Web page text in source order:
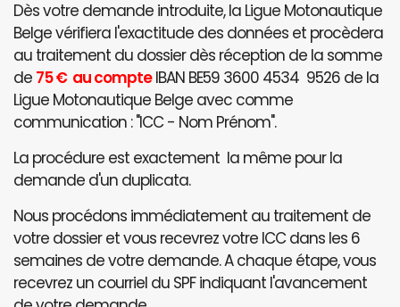
Dès votre demande introduite, la Ligue Motonautique
Belge vérifiera l'exactitude des données et procèdera
au traitement du dossier dès réception de la somme
de 75 € au compteIBAN BE59 3600 4534 9526 de la
Ligue Motonautique Belge avec comme
communication : "ICC - Nom Prénom".
La procédure est exactement la même pour la
demande d'un duplicata.
Nous procédons immédiatement au traitement de
votre dossier et vous recevrez votre ICC dans les 6
semaines de votre demande. A chaque étape, vous
recevrez un courriel du SPF indiquant l'avancement